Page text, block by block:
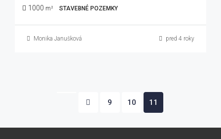
1000 m² STAVEBNÉ POZEMKY
Monika Janušková pred 4 roky
9 10 11